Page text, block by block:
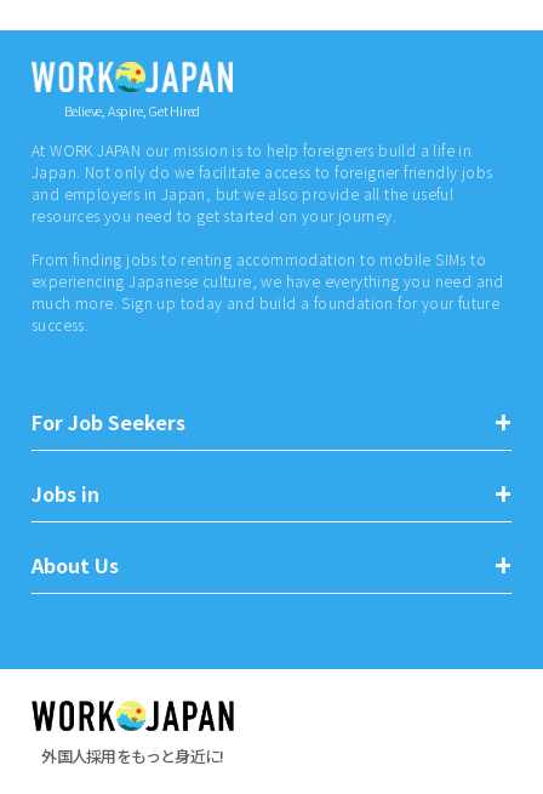
Believe, Aspire, Get Hired
At WORK JAPAN our mission is to help foreigners build a life in
Japan. Not only do we facilitate access to foreigner friendly jobs
and employers in Japan, but we also provide all the useful
resources you need to get started on your journey.
From finding jobs to renting accommodation to mobile SIMs to
experiencing Japanese culture, we have everything you need and
much more. Sign up today and build a foundation for your future
success.
For Job Seekers
Jobs in
About Us
外国人採用をもっと身近に!